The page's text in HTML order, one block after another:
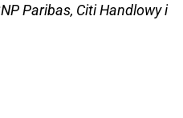
Paribas, Citi Handlowy i